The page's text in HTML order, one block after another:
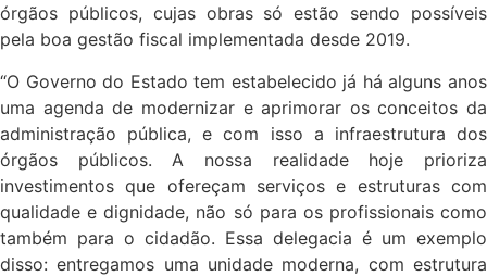
órgãos públicos, cujas obras só estão sendo possíveis
pela boa gestão fiscal implementada desde 2019.
“O Governo do Estado tem estabelecido já há alguns anos
uma agenda de modernizar e aprimorar os conceitos da
administração pública, e com isso a infraestrutura dos
órgãos públicos. A nossa realidade hoje prioriza
investimentos que ofereçam serviços e estruturas com
qualidade e dignidade, não só para os profissionais como
também para o cidadão. Essa delegacia é um exemplo
disso: entregamos uma unidade moderna, com estrutura